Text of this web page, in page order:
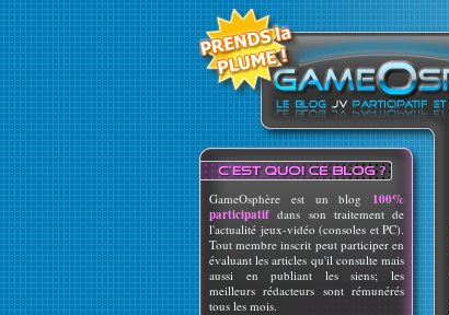
GameOsphère est un blog 100%
participatif dans son traitement de
l'actualité jeux-vidéo (consoles et PC).
Tout membre inscrit peut participer en
évaluant les articles qu'il consulte mais
aussi en publiant les siens; les
meilleurs rédacteurs sont rémunérés
tous les mois.